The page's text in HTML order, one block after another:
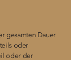
gesamten Dauer
oder
oder der